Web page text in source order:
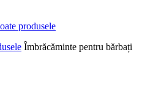
Îmbrăcăminte pentru bărbați